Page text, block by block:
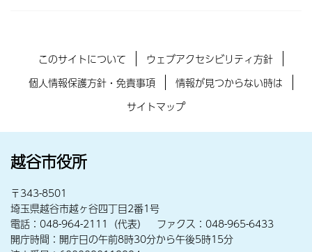
このサイトについて
ウェブアクセシビリティ方針
個人情報保護方針・免責事項
情報が見つからない時は
サイトマップ
越谷市役所
〒343-8501
埼玉県越谷市越ヶ谷四丁目2番1号
電話：048-964-2111（代表） ファクス：048-965-6433
開庁時間：開庁日の午前8時30分から午後5時15分